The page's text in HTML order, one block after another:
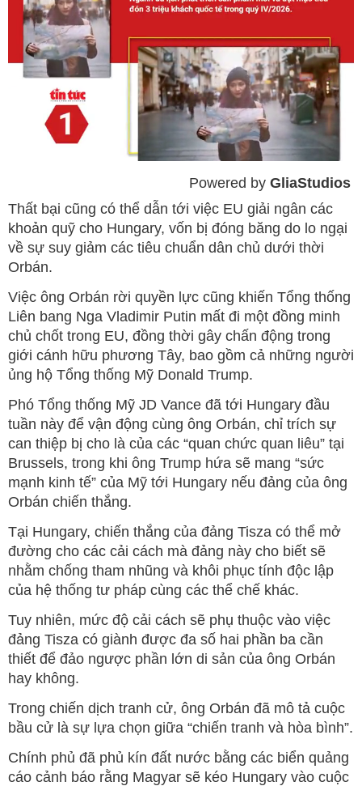
Powered by GliaStudios
Thất bại cũng có thể dẫn tới việc EU giải ngân các
khoản quỹ cho Hungary, vốn bị đóng băng do lo ngại
về sự suy giảm các tiêu chuẩn dân chủ dưới thời
Orbán.
Việc ông Orbán rời quyền lực cũng khiến Tổng thống
Liên bang Nga Vladimir Putin mất đi một đồng minh
chủ chốt trong EU, đồng thời gây chấn động trong
giới cánh hữu phương Tây, bao gồm cả những người
ủng hộ Tổng thống Mỹ Donald Trump.
Phó Tổng thống Mỹ JD Vance đã tới Hungary đầu
tuần này để vận động cùng ông Orbán, chỉ trích sự
can thiệp bị cho là của các “quan chức quan liêu” tại
Brussels, trong khi ông Trump hứa sẽ mang “sức
mạnh kinh tế” của Mỹ tới Hungary nếu đảng của ông
Orbán chiến thắng.
Tại Hungary, chiến thắng của đảng Tisza có thể mở
đường cho các cải cách mà đảng này cho biết sẽ
nhằm chống tham nhũng và khôi phục tính độc lập
của hệ thống tư pháp cùng các thể chế khác.
Tuy nhiên, mức độ cải cách sẽ phụ thuộc vào việc
đảng Tisza có giành được đa số hai phần ba cần
thiết để đảo ngược phần lớn di sản của ông Orbán
hay không.
Trong chiến dịch tranh cử, ông Orbán đã mô tả cuộc
bầu cử là sự lựa chọn giữa “chiến tranh và hòa bình”.
Chính phủ đã phủ kín đất nước bằng các biển quảng
cáo cảnh báo rằng Magyar sẽ kéo Hungary vào cuộc